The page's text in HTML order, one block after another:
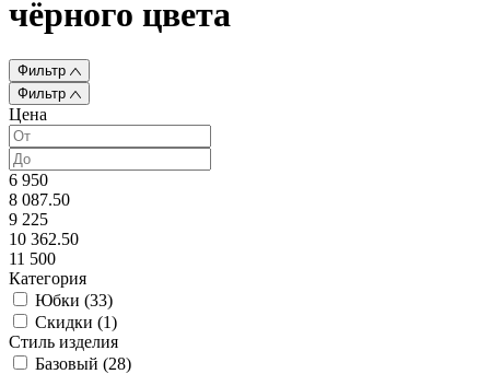
чёрного цвета
Фильтр
Фильтр
Цена
6 950
8 087.50
9 225
10 362.50
11 500
Категория
Юбки (33)
Скидки (1)
Стиль изделия
Базовый (28)